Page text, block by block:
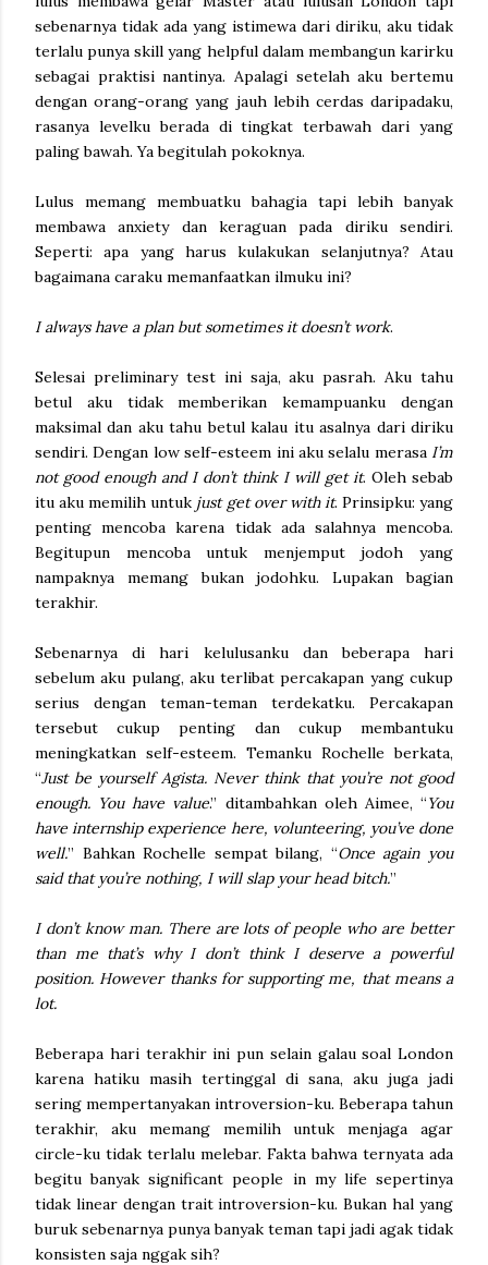
sebenarnya tidak ada yang istimewa dari diriku, aku tidak
terlalu punya skill yang helpful dalam membangun karirku
sebagai praktisi nantinya. Apalagi setelah aku bertemu
dengan orang-orang yang jauh lebih cerdas daripadaku,
rasanya levelku berada di tingkat terbawah dari yang
paling bawah. Ya begitulah pokoknya.
Lulus memang membuatku bahagia tapi lebih banyak
membawa anxiety dan keraguan pada diriku sendiri.
Seperti: apa yang harus kulakukan selanjutnya? Atau
bagaimana caraku memanfaatkan ilmuku ini?
I always have a plan but sometimes it doesn’t work.
Selesai preliminary test ini saja, aku pasrah. Aku tahu
betul aku tidak memberikan kemampuanku dengan
maksimal dan aku tahu betul kalau itu asalnya dari diriku
sendiri. Dengan low self-esteem ini aku selalu merasa I’m
not good enough and I don’t think I will get it. Oleh sebab
itu aku memilih untuk just get over with it. Prinsipku: yang
penting mencoba karena tidak ada salahnya mencoba.
Begitupun mencoba untuk menjemput jodoh yang
nampaknya memang bukan jodohku. Lupakan bagian
terakhir.
Sebenarnya di hari kelulusanku dan beberapa hari
sebelum aku pulang, aku terlibat percakapan yang cukup
serius dengan teman-teman terdekatku. Percakapan
tersebut cukup penting dan cukup membantuku
meningkatkan self-esteem. Temanku Rochelle berkata,
“Just be yourself Agista. Never think that you’re not good
enough. You have value.” ditambahkan oleh Aimee, “You
have internship experience here, volunteering, you’ve done
well.” Bahkan Rochelle sempat bilang, “Once again you
said that you’re nothing, I will slap your head bitch.”
I don’t know man. There are lots of people who are better
than me that’s why I don’t think I deserve a powerful
position. However thanks for supporting me, that means a
lot.
Beberapa hari terakhir ini pun selain galau soal London
karena hatiku masih tertinggal di sana, aku juga jadi
sering mempertanyakan introversion-ku. Beberapa tahun
terakhir, aku memang memilih untuk menjaga agar
circle-ku tidak terlalu melebar. Fakta bahwa ternyata ada
begitu banyak significant people in my life sepertinya
tidak linear dengan trait introversion-ku. Bukan hal yang
buruk sebenarnya punya banyak teman tapi jadi agak tidak
konsisten saja nggak sih?